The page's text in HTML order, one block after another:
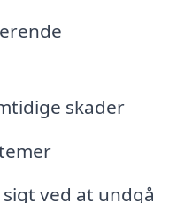
skader
ved at undgå